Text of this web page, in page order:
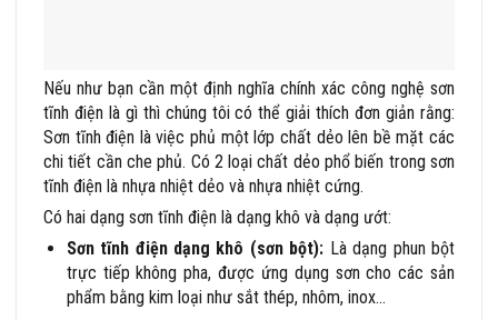
Nếu như bạn cần một định nghĩa chính xác công nghệ sơn
tĩnh điện là gì thì chúng tôi có thể giải thích đơn giản rằng:
Sơn tĩnh điện là việc phủ một lớp chất dẻo lên bề mặt các
chi tiết cần che phủ. Có 2 loại chất dẻo phổ biến trong sơn
tĩnh điện là nhựa nhiệt dẻo và nhựa nhiệt cứng.
Có hai dạng sơn tĩnh điện là dạng khô và dạng ướt:
Sơn tĩnh điện dạng khô (sơn bột): Là dạng phun bột
trực tiếp không pha, được ứng dụng sơn cho các sản
phẩm bằng kim loại như sắt thép, nhôm, inox…